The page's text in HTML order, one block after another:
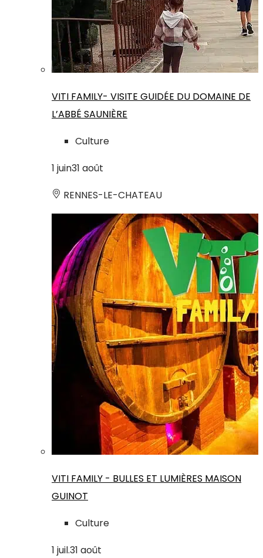
VITI FAMILY- VISITE GUIDÉE DU DOMAINE DE
L’ABBÉ SAUNIÈRE
Culture
1 juin31 août
RENNES-LE-CHATEAU
VITI FAMILY - BULLES ET LUMIÈRES MAISON
GUINOT
Culture
1 juil.31 août